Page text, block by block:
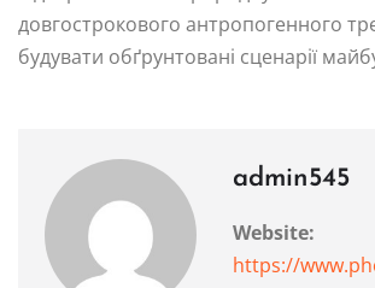
довгострокового антропогенного
будувати обґрунтовані сценарії
admin545
Website:
https://